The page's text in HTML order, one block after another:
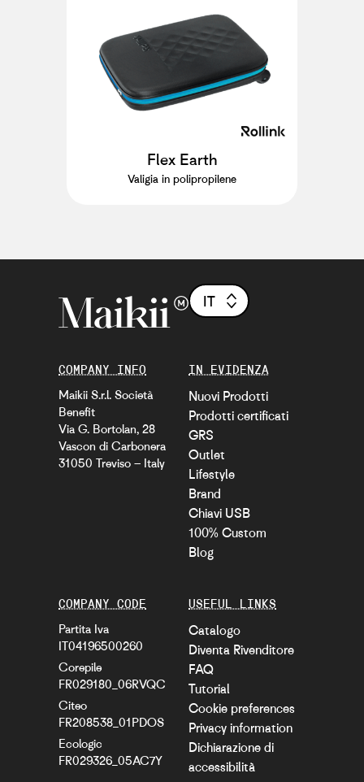
Flex Earth
Valigia in polipropilene
COMPANY INFO
Maikii S.r.l. Società
Benefit
Via G. Bortolan, 28
Vascon di Carbonera
31050 Treviso – Italy
IN EVIDENZA
Nuovi Prodotti
Prodotti certificati
GRS
Outlet
Lifestyle
Brand
Chiavi USB
100% Custom
Blog
USEFUL LINKS
Catalogo
Diventa Rivenditore
FAQ
Tutorial
Cookie preferences
Privacy information
Dichiarazione di
accessibilità
COMPANY CODE
Partita Iva
IT04196500260
Corepile
FR029180_06RVQC
Citeo
FR208538_01PDOS
Ecologic
FR029326_05AC7Y
IT